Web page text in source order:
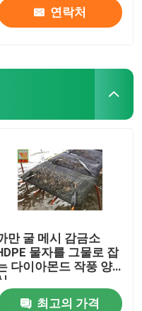
연락처
만 굴 메시 감금소
물자를 그물로 잡
다이아몬드 작풍 양
최고의 가격